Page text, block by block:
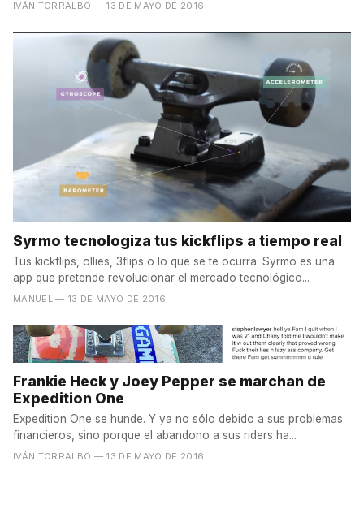
IVÁN TORRALBO — 13 DE MAYO DE 2016
Syrmo tecnologiza tus kickflips a tiempo real
Tus kickflips, ollies, 3flips o lo que se te ocurra. Syrmo es una
app que pretende revolucionar el mercado tecnológico...
MANUEL — 13 DE MAYO DE 2016
Frankie Heck y Joey Pepper se marchan de
Expedition One
Expedition One se hunde. Y ya no sólo debido a sus problemas
financieros, sino porque el abandono a sus riders ha...
IVÁN TORRALBO — 13 DE MAYO DE 2016